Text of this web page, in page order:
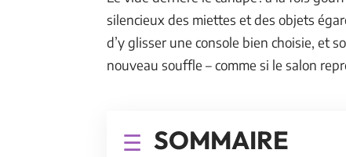
silencieux des miettes et des objets
d’y glisser une console bien choisie, et
nouveau souffle – comme si le salon
SOMMAIRE